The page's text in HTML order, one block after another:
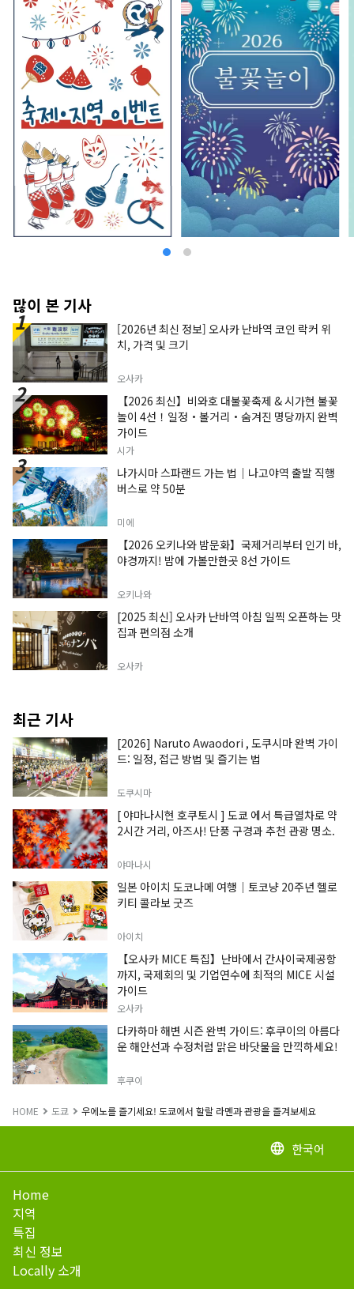
많이 본 기사
[2026년 최신 정보] 오사카 난바역 코인 락커 위
치, 가격 및 크기
오사카
【2026 최신】비와호 대불꽃축제 & 시가현 불꽃
놀이 4선！일정・볼거리・숨겨진 명당까지 완벽
가이드
시가
나가시마 스파랜드 가는 법｜나고야역 출발 직행
버스로 약 50분
미에
【2026 오키나와 밤문화】국제거리부터 인기 바,
야경까지! 밤에 가볼만한곳 8선 가이드
오키나와
[2025 최신] 오사카 난바역 아침 일찍 오픈하는 맛
집과 편의점 소개
오사카
최근 기사
[2026] Naruto Awaodori , 도쿠시마 완벽 가이
드: 일정, 접근 방법 및 즐기는 법
도쿠시마
[ 야마나시현 호쿠토시 ] 도쿄 에서 특급열차로 약
2시간 거리, 아즈사! 단풍 구경과 추천 관광 명소.
야마나시
일본 아이치 도코나메 여행｜토코냥 20주년 헬로
키티 콜라보 굿즈
아이치
【오사카 MICE 특집】난바에서 간사이국제공항
까지, 국제회의 및 기업연수에 최적의 MICE 시설
가이드
오사카
다카하마 해변 시즌 완벽 가이드: 후쿠이의 아름다
운 해안선과 수정처럼 맑은 바닷물을 만끽하세요!
후쿠이
HOME 도쿄 우에노를 즐기세요! 도쿄에서 할랄 라멘과 관광을 즐겨보세요
language 한국어
Home
지역
특집
최신 정보
Locally 소개